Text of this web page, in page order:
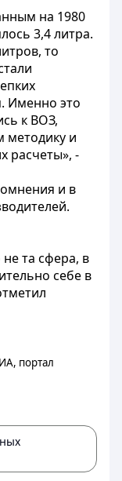
на 1980
3,4 литра.
то
Именно это
к ВОЗ,
методику и
расчеты», -
и в
та сфера, в
себе в
портал